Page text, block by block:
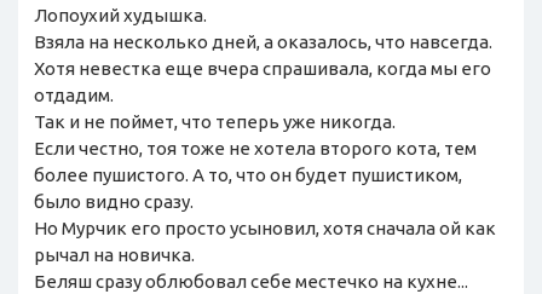
Лопоухий худышка.
Взяла на несколько дней, а оказалось, что навсегда.
Хотя невестка еще вчера спрашивала, когда мы его
отдадим.
Так и не поймет, что теперь уже никогда.
Если честно, тоя тоже не хотела второго кота, тем
более пушистого. А то, что он будет пушистиком,
было видно сразу.
Но Мурчик его просто усыновил, хотя сначала ой как
рычал на новичка.
Беляш сразу облюбовал себе местечко на кухне...